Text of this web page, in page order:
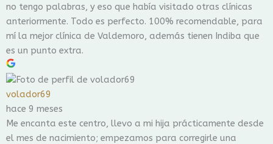
no tengo palabras, y eso que había visitado otras clínicas
anteriormente. Todo es perfecto. 100% recomendable, para
mí la mejor clínica de Valdemoro, además tienen Indiba que
es un punto extra.
volador69
hace 9 meses
Me encanta este centro, llevo a mi hija prácticamente desde
el mes de nacimiento; empezamos para corregirle una